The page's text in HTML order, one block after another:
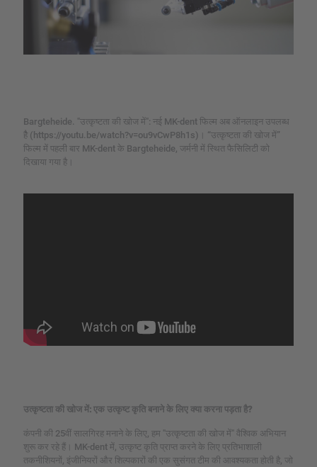
Bargteheide. "उत्कृष्टता की खोज में": नई MK-dent फिल्म अब ऑनलाइन उपलब्ध
हैै (https://youtu.be/watch?v=ou9vCwP8h1s)। “उत्कृष्टता की खोज में”
फिल्म में पहली बार MK-dent के Bargteheide, जर्मनी में स्थित फैसिलिटी को
दिखाया गया है।
उत्कृष्टता की खोज में: एक उत्कृष्ट कृति बनाने के लिए क्या करना पड़ता है?
कंपनी की 25वीं सालगिरह मनाने के लिए, हम "उत्कृष्टता की खोज में" वैश्विक अभियान
शुरू कर रहे हैं। MK-dent में, उत्कृष्ट कृति प्राप्त करने के लिए प्रतिभाशाली
तकनीशियनों, इंजीनियरों और शिल्पकारों की एक सुसंगत टीम की आवश्यकता होती है, जो